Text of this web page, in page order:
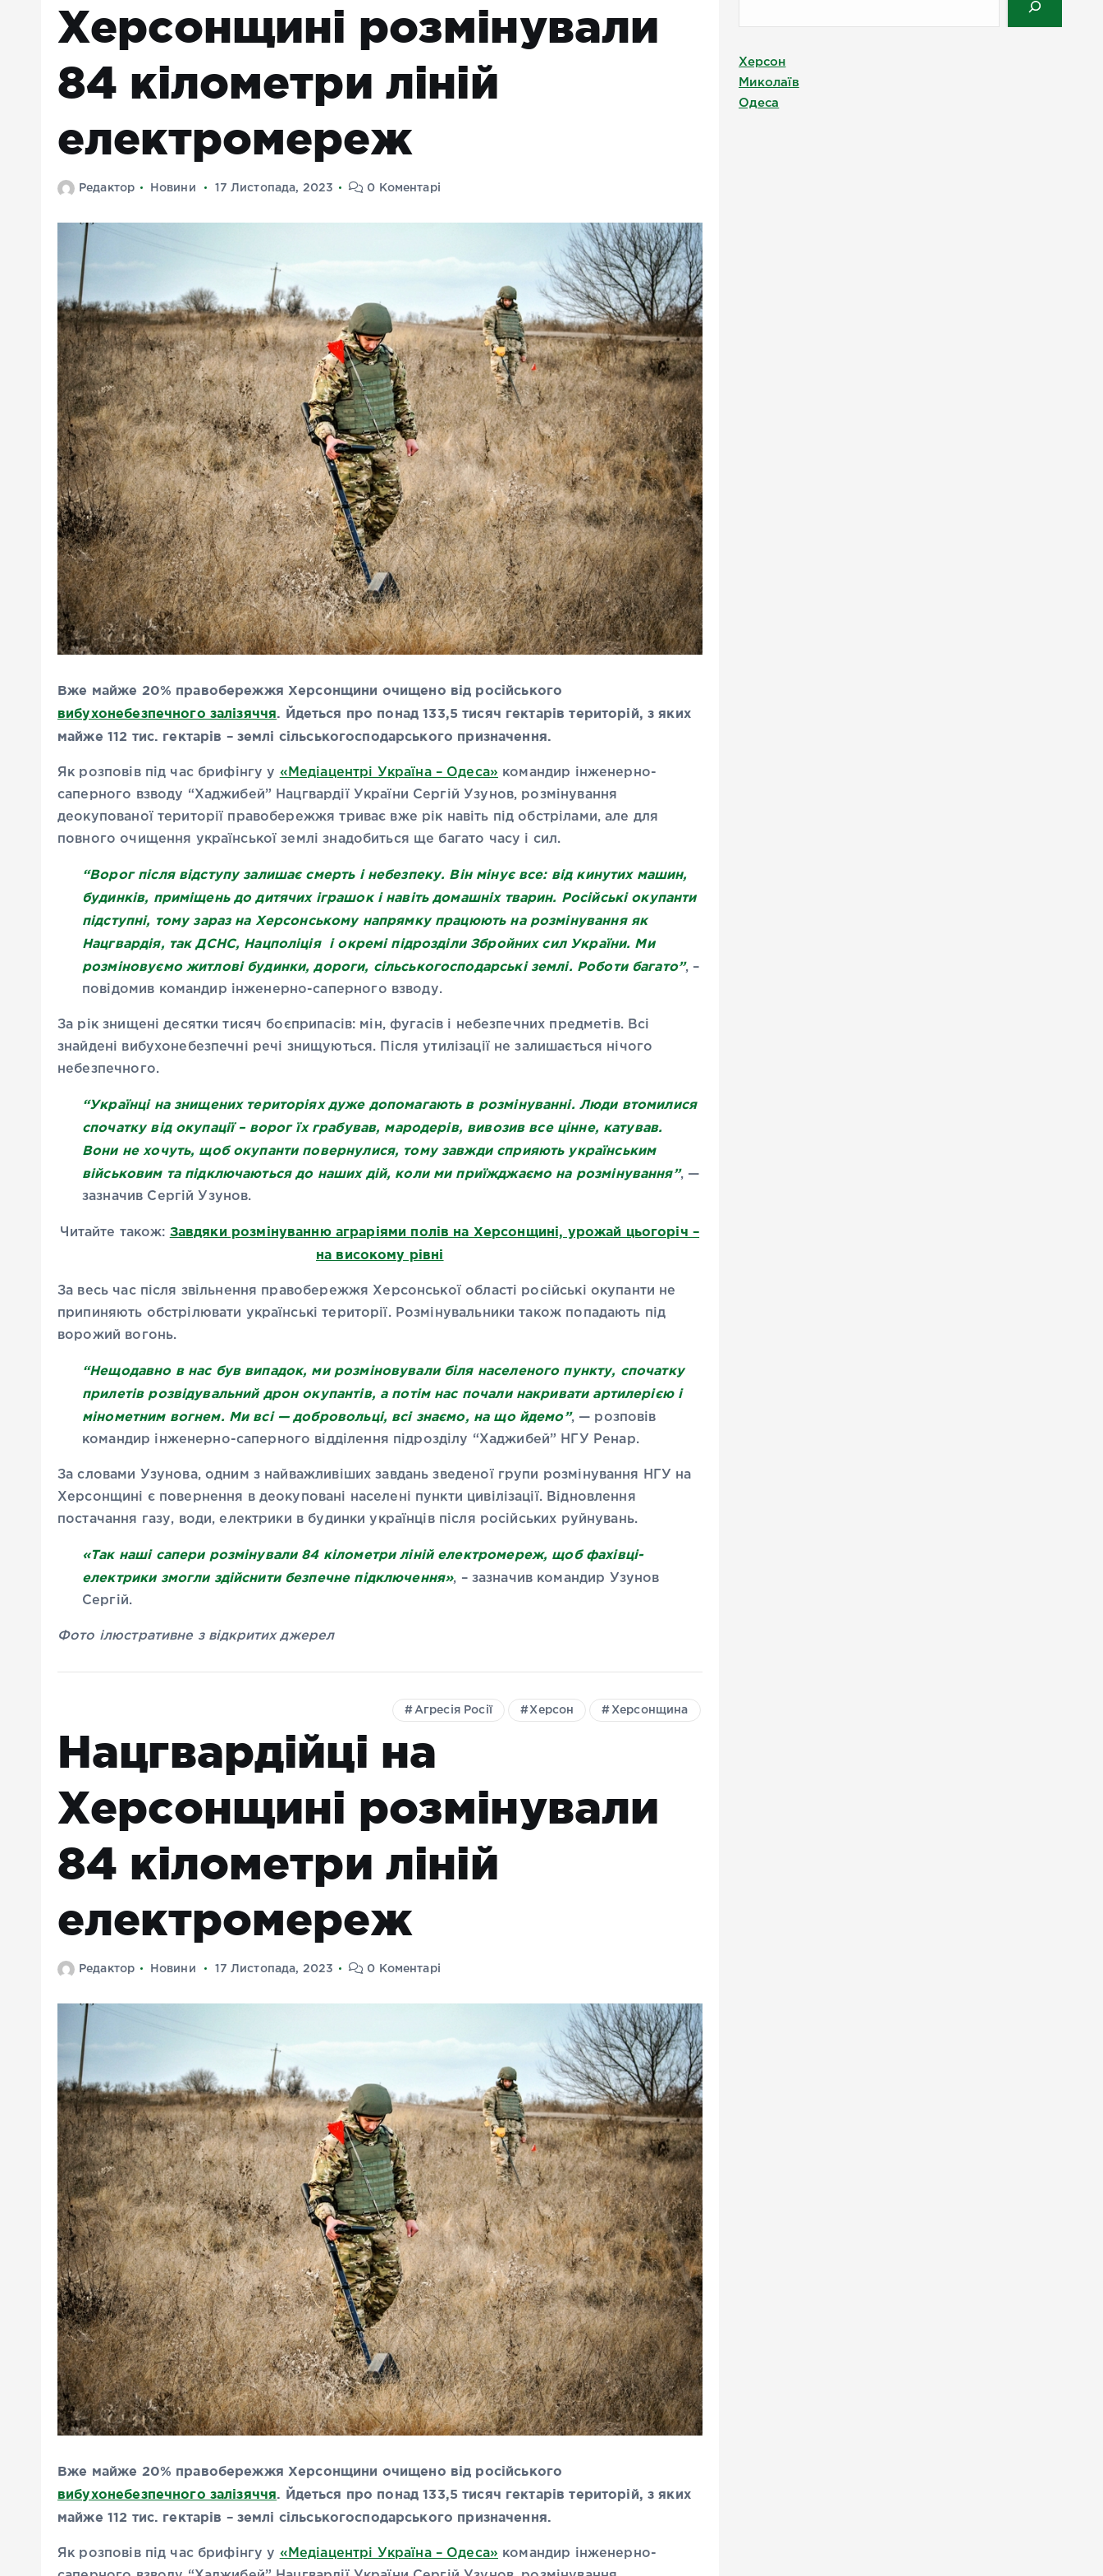
Херсонщині розмінували
84 кілометри ліній
електромереж
Редактор Новини 17 Листопада, 2023 0 Коментарі
Вже майже 20% правобережжя Херсонщини очищено від російського
вибухонебезпечного залізяччя. Йдеться про понад 133,5 тисяч гектарів територій, з яких
майже 112 тис. гектарів – землі сільськогосподарського призначення.
Як розповів під час брифінгу у «Медіацентрі Україна – Одеса» командир інженерно-
саперного взводу “Хаджибей” Нацгвардії України Сергій Узунов, розмінування
деокупованої території правобережжя триває вже рік навіть під обстрілами, але для
повного очищення української землі знадобиться ще багато часу і сил.
“Ворог після відступу залишає смерть і небезпеку. Він мінує все: від кинутих машин,
будинків, приміщень до дитячих іграшок і навіть домашніх тварин. Російські окупанти
підступні, тому зараз на Херсонському напрямку працюють на розмінування як
Нацгвардія, так ДСНС, Нацполіція і окремі підрозділи Збройних сил України. Ми
розміновуємо житлові будинки, дороги, сільськогосподарські землі. Роботи багато”, –
повідомив командир інженерно-саперного взводу.
За рік знищені десятки тисяч боєприпасів: мін, фугасів і небезпечних предметів. Всі
знайдені вибухонебезпечні речі знищуються. Після утилізації не залишається нічого
небезпечного.
“Українці на знищених територіях дуже допомагають в розмінуванні. Люди втомилися
спочатку від окупації – ворог їх грабував, мародерів, вивозив все цінне, катував.
Вони не хочуть, щоб окупанти повернулися, тому завжди сприяють українським
військовим та підключаються до наших дій, коли ми приїжджаємо на розмінування”, —
зазначив Сергій Узунов.
Читайте також: Завдяки розмінуванню аграріями полів на Херсонщині, урожай цьогоріч –
на високому рівні
За весь час після звільнення правобережжя Херсонської області російські окупанти не
припиняють обстрілювати українські території. Розмінувальники також попадають під
ворожий вогонь.
“Нещодавно в нас був випадок, ми розміновували біля населеного пункту, спочатку
прилетів розвідувальний дрон окупантів, а потім нас почали накривати артилерією і
мінометним вогнем. Ми всі — добровольці, всі знаємо, на що йдемо”, — розповів
командир інженерно-саперного відділення підрозділу “Хаджибей” НГУ Ренар.
За словами Узунова, одним з найважливіших завдань зведеної групи розмінування НГУ на
Херсонщині є повернення в деокуповані населені пункти цивілізації. Відновлення
постачання газу, води, електрики в будинки українців після російських руйнувань.
«Так наші сапери розмінували 84 кілометри ліній електромереж, щоб фахівці-
електрики змогли здійснити безпечне підключення», – зазначив командир Узунов
Сергій.
Фото ілюстративне з відкритих джерел
Агресія Росії Херсон Херсонщина
Нацгвардійці на
Херсонщині розмінували
84 кілометри ліній
електромереж
Редактор Новини 17 Листопада, 2023 0 Коментарі
Вже майже 20% правобережжя Херсонщини очищено від російського
вибухонебезпечного залізяччя. Йдеться про понад 133,5 тисяч гектарів територій, з яких
майже 112 тис. гектарів – землі сільськогосподарського призначення.
Як розповів під час брифінгу у «Медіацентрі Україна – Одеса» командир інженерно-
Херсон
Миколаїв
Одеса